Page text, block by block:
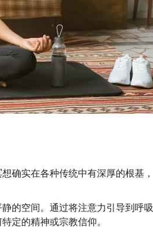
确实在各种传统中有深厚的根基，
的空间。通过将注意力引导到呼吸
定的精神或宗教信仰。